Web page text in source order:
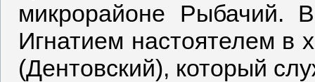
микрорайоне Рыбачий.
Игнатием настоятелем в
(Дентовский), который